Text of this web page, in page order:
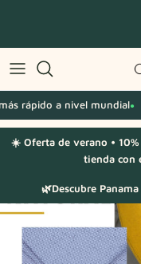
contenido
Por serie IKEA
Por categoría
Muestras de tela
rápido a nivel mundial●
☀️ Oferta de verano •
tienda con
🌿Descubre